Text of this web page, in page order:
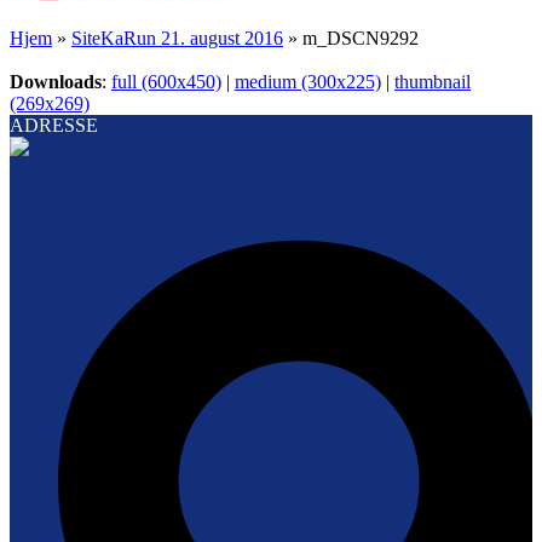
Hjem » SiteKaRun 21. august 2016 » m_DSCN9292
Downloads: full (600x450) | medium (300x225) | thumbnail
(269x269)
ADRESSE